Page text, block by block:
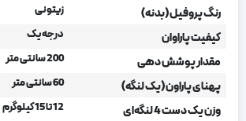
رنگ پروفیل (بدنه) زیتونی
کیفیت پاراوان درجه یک
مقدار پوشش دهی 200 سانتی متر
پهنای پاراون (یک لنگه) 60 سانتی متر
وزن یک دست 4 لنگه‌ای 12 تا 15 کیلوگرم